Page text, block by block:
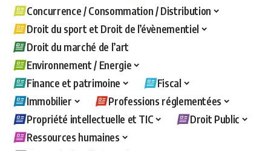
Concurrence / Consommation / Distribution
Droit du sport et Droit de l’évènementiel
Droit du marché de l’art
Environnement / Energie
Finance et patrimoine
Fiscal
Immobilier
Professions réglementées
Propriété intellectuelle et TIC
Droit Public
Ressources humaines